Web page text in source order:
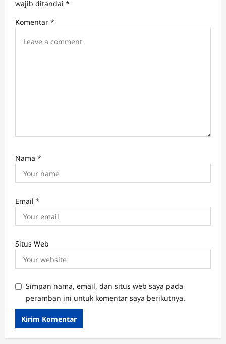
n
wajib ditandai *
Komentar *
Nama *
Email *
Situs Web
Simpan nama, email, dan situs web saya pada
peramban ini untuk komentar saya berikutnya.